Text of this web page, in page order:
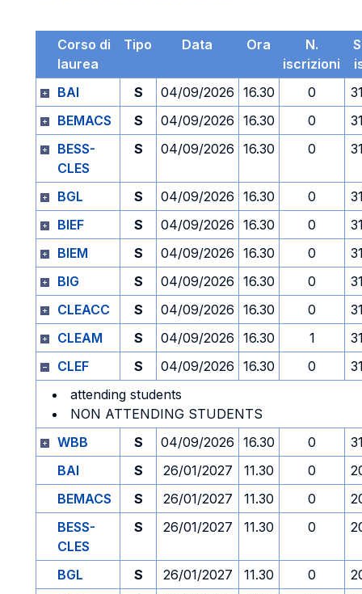
Corso di
laurea
Tipo Data Ora
N.
iscrizioni
BAI
S 04/09/2026 16.30 0
BEMACS
S 04/09/2026 16.30 0
BESS-
CLES
S 04/09/2026 16.30 0
BGL S 04/09/2026 16.30 0
BIEF
S 04/09/2026 16.30 0
BIEM
S 04/09/2026 16.30 0
BIG
S 04/09/2026 16.30 0
CLEACC
S 04/09/2026 16.30 0
CLEAM
S 04/09/2026 16.30 1
CLEF
S 04/09/2026 16.30 0
attending students
NON ATTENDING STUDENTS
WBB
S 04/09/2026 16.30 0
BAI
S 26/01/2027 11.30 0
BEMACS
S 26/01/2027 11.30 0
BESS-
CLES
S 26/01/2027 11.30 0
BGL S 26/01/2027 11.30 0